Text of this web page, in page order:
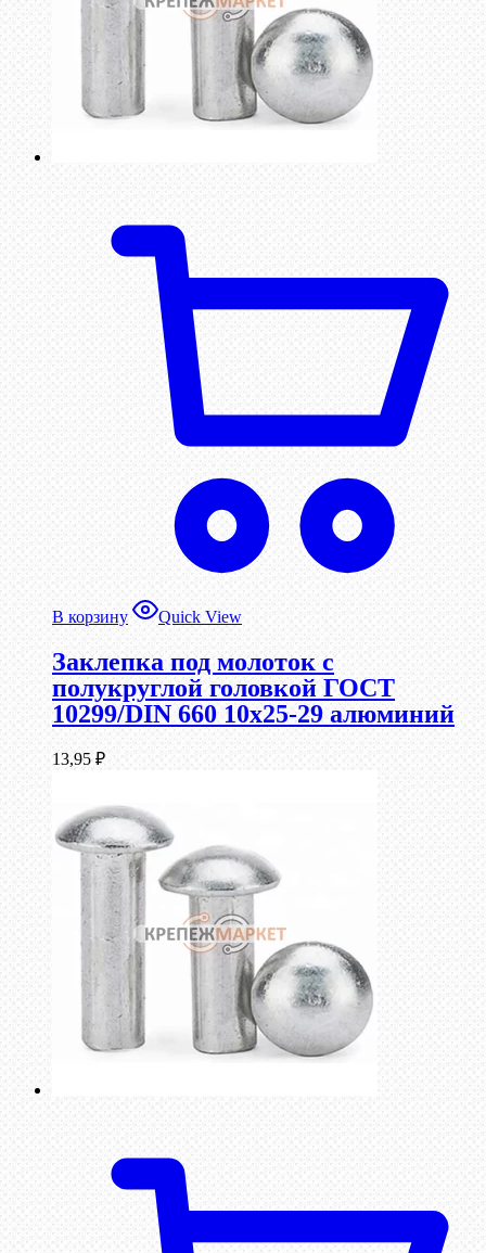
В корзину Quick View
Заклепка под молоток с
полукруглой головкой ГОСТ
10299/DIN 660 10х25-29 алюминий
13,95 ₽